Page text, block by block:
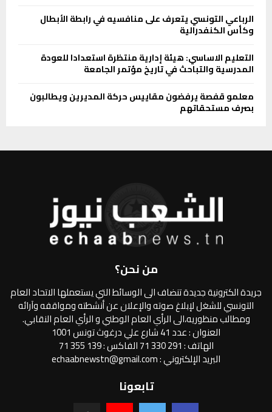
الرباعي التونسي يتعرف على منافسيه في رابطة الأبطال
وكأس الكنفدرالية
التعليم الاساسي: هيئة إدارية منتظرة استعدادا للعودة
المدرسية والتباحث في تاريخ مؤتمر الجامعة
معلمو قفصة يرفضون مقاييس حركة المديرين ويطالبون
بصرف مستحقاتهم
من نحن؟
جريدة الكترونية جديدة تنضاف الى الوسائط التي يستعملها الاتحاد العام
التونسي للشغل لإبلاغ صوته والإعلان عن أنشطته ومواقفه وآرائه
ومطالب منظوريه،الى الرأي العام الوطني و الرأي العام النقابي.
العنوان : عدد 41 شارع علي درغوث تونس 1001
الهاتف : 291 330 71 الفاكس : 139 355 71
البريد الإلكتروني : echaabnewstn@gmail.com
تابعونا